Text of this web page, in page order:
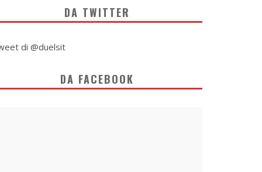
DA TWITTER
di @duelsit
DA FACEBOOK